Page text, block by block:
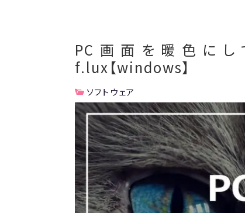
PC画面を暖色に
f.lux【windows】
ソフトウェア